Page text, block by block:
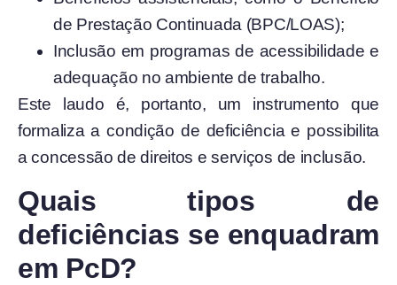
de Prestação Continuada (BPC/LOAS);
Inclusão em programas de acessibilidade e
adequação no ambiente de trabalho.
Este laudo é, portanto, um instrumento que
formaliza a condição de deficiência e possibilita
a concessão de direitos e serviços de inclusão.
Quais tipos de
deficiências se enquadram
em PcD?